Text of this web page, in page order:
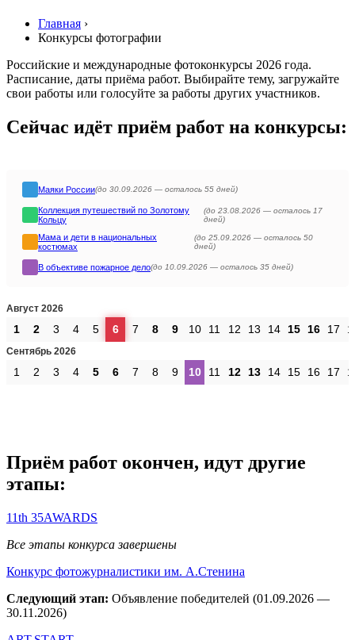
Главная ›
Конкурсы фотографии
Российские и международные фотоконкурсы 2026 года.
Расписание, даты приёма работ. Выбирайте тему, загружайте
свои работы или голосуйте за работы других участников.
Сейчас идёт приём работ на конкурсы:
Маяки России(до 30.09.2026 — осталось 55 дней)
Коллекция путешествий по Золотому
Кольцу
(до 23.08.2026 — осталось 17
дней)
Мама и дети в национальных
костюмах
(до 25.09.2026 —осталось50
дней)
В объективе пожарное дело(до 10.09.2026 — осталось 35 дней)
Август 2026
1 2 3 4 5 6 7 8 9 10 11 12 13 14 15 16 17
Сентябрь 2026
1 2 3 4 5 6 7 8 9 10 11 12 13 14 15 16 17
Приём работ окончен, идут другие
этапы:
11th 35AWARDS
Все этапы конкурса завершены
Конкурс фотожурналистики им. А.Стенина
Следующий этап: Объявление победителей (01.09.2026 —
30.11.2026)